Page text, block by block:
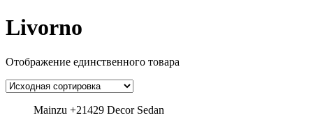
Livorno
Отображение единственного товара
Mainzu +21429 Decor Sedan